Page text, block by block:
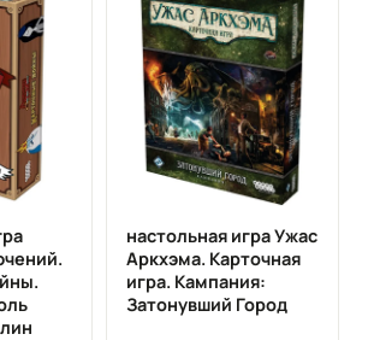
настольная игра Ужас
Аркхэма. Карточная
игра. Кампания:
Затонувший Город